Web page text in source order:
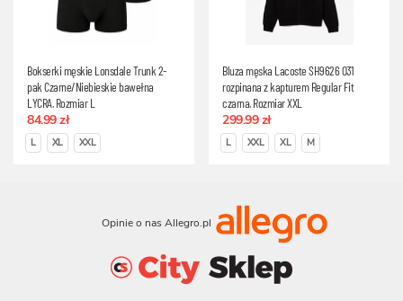
Bokserki męskie Lonsdale Trunk 2-
pak Czarne/Niebieskie bawełna
LYCRA, Rozmiar L
84.99 zł
L XL XXL
Bluza męska Lacoste SH9626 031
rozpinana z kapturem Regular Fit
czarna, Rozmiar XXL
299.99 zł
L XXL XL M
Opinie o nas Allegro.pl